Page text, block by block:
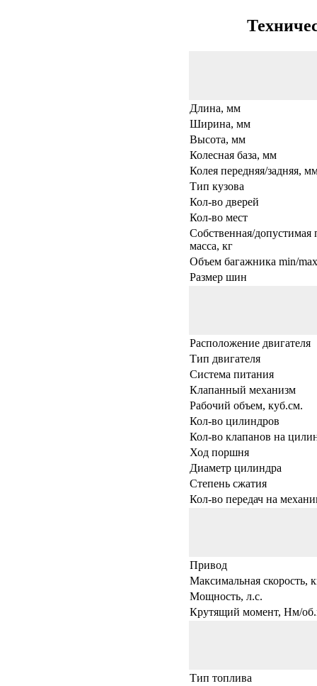
Длина, мм
Ширина, мм
Высота, мм
Колесная база, мм
Колея передняя/задняя,
Тип кузова
Кол-во дверей
Кол-во мест
Собственная/допустимая
масса, кг
Объем багажника min/
Размер шин
Расположение двигателя
Тип двигателя
Система питания
Клапанный механизм
Рабочий объем, куб.см.
Кол-во цилиндров
Кол-во клапанов на
Ход поршня
Диаметр цилиндра
Степень сжатия
Кол-во передач на
Привод
Максимальная скорость,
Мощность, л.с.
Крутящий момент, Нм/
Тип топлива